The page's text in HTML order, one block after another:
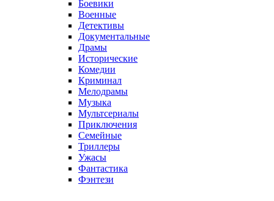
Боевики
Военные
Детективы
Документальные
Драмы
Исторические
Комедии
Криминал
Мелодрамы
Музыка
Мультсериалы
Приключения
Семейные
Триллеры
Ужасы
Фантастика
Фэнтези